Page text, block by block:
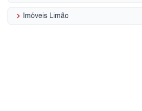
keyboard_arrow_right Imóveis Limão